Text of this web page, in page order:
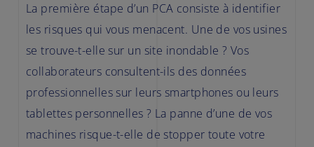
La première étape d’un PCA consiste à identifier
les risques qui vous menacent. Une de vos usines
se trouve-t-elle sur un site inondable ? Vos
collaborateurs consultent-ils des données
professionnelles sur leurs smartphones ou leurs
tablettes personnelles ? La panne d’une de vos
machines risque-t-elle de stopper toute votre